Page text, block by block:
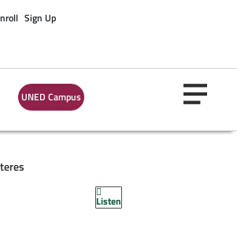
Sign Up
UNED Campus
Listen
PARA LA